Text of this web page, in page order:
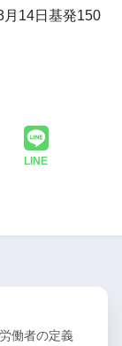
月14日基発150
LINE
働者の定義